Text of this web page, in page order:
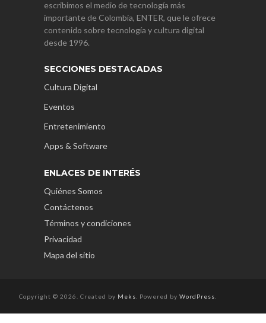
escribimos el medio de tecnología más
importante de Colombia, ENTER, que le ofrece
contenido sobre tecnología y cultura digital
desde 1996.
SECCIONES DESTACADAS
Cultura Digital
Eventos
Entretenimiento
Apps & Software
ENLACES DE INTERÉS
Quiénes Somos
Contáctenos
Términos y condiciones
Privacidad
Mapa del sitio
Copyright © 2026. Created by Meks . Powered by WordPress